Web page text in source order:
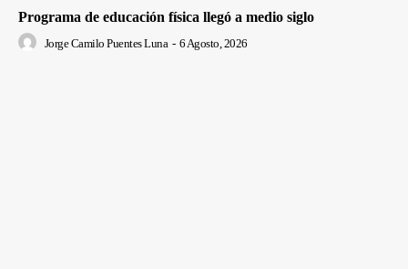
Programa de educación física llegó a medio siglo
Jorge Camilo Puentes Luna - 6 Agosto, 2026